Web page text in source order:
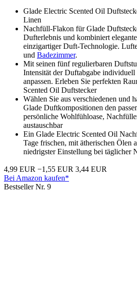
Glade Electric Scented Oil
Linen
Nachfüll-Flakon für Glade
Dufterlebnis und kombiniert
einzigartiger Duft-Technologie.
und Badezimmer.
Mit seinen fünf regulierbaren
Intensität der Duftabgabe
anpassen. Erleben Sie perfekten
Scented Oil Duftstecker
Wählen Sie aus verschiedenen und
Glade Duftkompositionen den
persönliche Wohlfühloase,
austauschbar
Ein Glade Electric Scented Oil
Tage frischen, mit ätherischen Ölen
niedrigster Einstellung bei täglicher
4,99 EUR −1,55 EUR 3,44 EUR
Bei Amazon kaufen*
Bestseller Nr. 9